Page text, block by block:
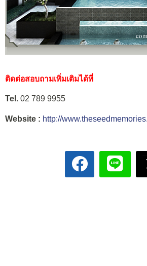
ติดต่อสอบถามเพิ่มเติมได้ที่
Tel. 02 789 9955
Website : http://